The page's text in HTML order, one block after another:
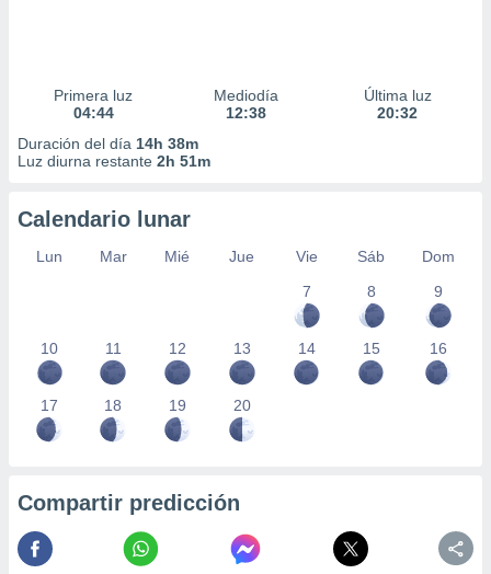
Primera luz
04:44
Mediodía
12:38
Última luz
20:32
Duración del día 14h 38m
Luz diurna restante 2h 51m
Calendario lunar
Lun Mar Mié Jue Vie Sáb
Dom
7
8 9
10 11 12 13 14 15 16
17 18 19 20
Compartir predicción